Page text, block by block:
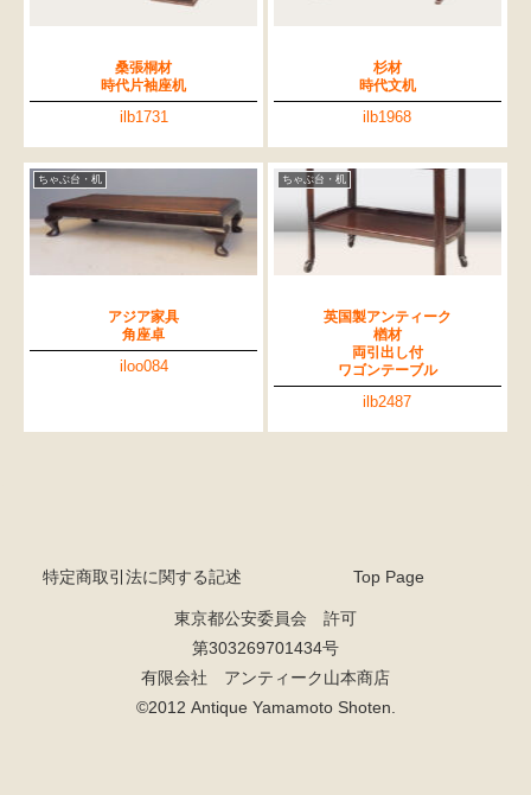
桑張桐材
時代片袖座机
ilb1731
杉材
時代文机
ilb1968
ちゃぶ台・机
アジア家具
角座卓
iloo084
ちゃぶ台・机
英国製アンティーク
楢材
両引出し付
ワゴンテーブル
ilb2487
特定商取引法に関する記述 Top Page
東京都公安委員会 許可
第303269701434号
有限会社 アンティーク山本商店
©2012 Antique Yamamoto Shoten.